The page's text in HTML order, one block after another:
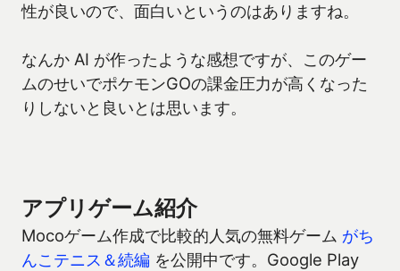
性が良いので、面白いというのはありますね。
なんか AI が作ったような感想ですが、このゲー
ムのせいでポケモンGOの課金圧力が高くなった
りしないと良いとは思います。
アプリゲーム紹介
Mocoゲーム作成で比較的人気の無料ゲーム がち
んこテニス＆続編 を公開中です。Google Play